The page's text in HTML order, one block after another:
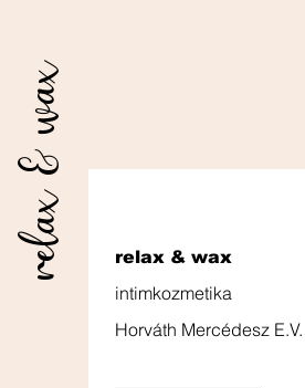
relax & wax relax & wax
intimkozmetika
Horváth Mercédesz E.V.